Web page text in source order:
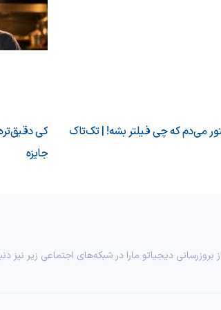
می‌دم که چی فیلتر بشه! | تک‌تاک
کی
جایزه
دیجیاتو مارا در شبکه‌های اجتماعی زیر نیز